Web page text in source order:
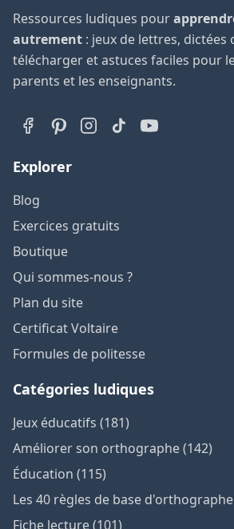
Ressources ludiques pour
autrement : jeux de lettres, dictées
télécharger et astuces faciles pour
parents et les enseignants.
Explorer
Blog
Exercices gratuits
Boutique
Qui sommes-nous ?
Plan du site
Certificat Voltaire
Formules de politesse
Catégories ludiques
Jeux éducatifs (181)
Améliorer son orthographe (142)
Éducation (115)
Les 40 règles de base d'orthographe
Fiche lecture (101)